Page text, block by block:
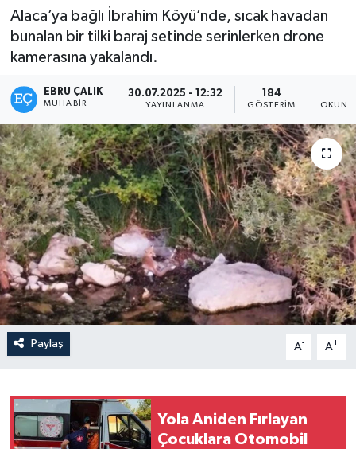
Alaca’ya bağlı İbrahim Köyü’nde, sıcak havadan
bunalan bir tilki baraj setinde serinlerken drone
kamerasına yakalandı.
EBRU ÇALIK
MUHABIR
30.07.2025 - 12:32
YAYINLANMA
184
GÖSTERIM
Paylaş A- A+
Yola Aniden Fırlayan
Çocuklara Otomobil